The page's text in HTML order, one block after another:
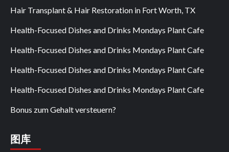
Hair Transplant & Hair Restoration in Fort Worth, TX
Health-Focused Dishes and Drinks Mondays Plant Cafe
Health-Focused Dishes and Drinks Mondays Plant Cafe
Health-Focused Dishes and Drinks Mondays Plant Cafe
Health-Focused Dishes and Drinks Mondays Plant Cafe
Bonus zum Gehalt versteuern?
图库